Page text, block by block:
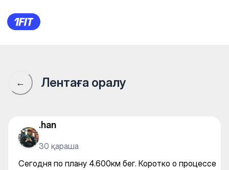
Сегодня по плану 4.600км
← Лентаға оралу
.han
30 қараша
Сегодня по плану 4.600км бег. Коротко о процессе